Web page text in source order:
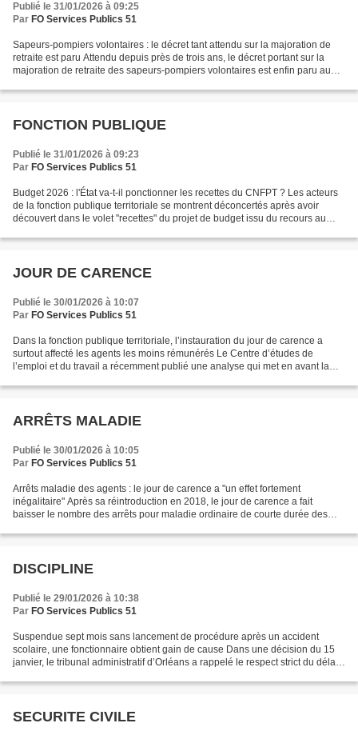
Publié le 31/01/2026 à 09:25
Par FO Services Publics 51
Sapeurs-pompiers volontaires : le décret tant attendu sur la majoration de
retraite est paru Attendu depuis près de trois ans, le décret portant sur la
majoration de retraite des sapeurs-pompiers volontaires est enfin paru au
FONCTION PUBLIQUE
Publié le 31/01/2026 à 09:23
Par FO Services Publics 51
Budget 2026 : l'État va-t-il ponctionner les recettes du CNFPT ? Les acteurs
de la fonction publique territoriale se montrent déconcertés après avoir
découvert dans le volet "recettes" du projet de budget issu du recours au
JOUR DE CARENCE
Publié le 30/01/2026 à 10:07
Par FO Services Publics 51
Dans la fonction publique territoriale, l’instauration du jour de carence a
surtout affecté les agents les moins rémunérés Le Centre d’études de
l’emploi et du travail a récemment publié une analyse qui met en avant la
ARRÊTS MALADIE
Publié le 30/01/2026 à 10:05
Par FO Services Publics 51
Arrêts maladie des agents : le jour de carence a "un effet fortement
inégalitaire" Après sa réintroduction en 2018, le jour de carence a fait
baisser le nombre des arrêts pour maladie ordinaire de courte durée des
DISCIPLINE
Publié le 29/01/2026 à 10:38
Par FO Services Publics 51
Suspendue sept mois sans lancement de procédure après un accident
scolaire, une fonctionnaire obtient gain de cause Dans une décision du 15
janvier, le tribunal administratif d’Orléans a rappelé le respect strict du délai
SECURITE CIVILE